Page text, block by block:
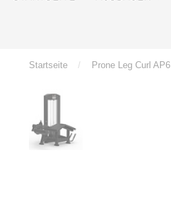
Startseite / Prone Leg Curl AP6